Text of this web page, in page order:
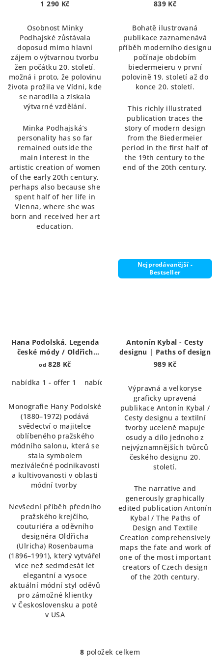
1 290 Kč
Osobnost Minky
Podhajské zůstávala
doposud mimo hlavní
zájem o výtvarnou tvorbu
žen počátku 20. století,
možná i proto, že polovinu
života prožila ve Vídni, kde
se narodila a získala
výtvarné vzdělání.
Minka Podhajská’s
personality has so far
remained outside the
main interest in the
artistic creation of women
of the early 20th century,
perhaps also because she
spent half of her life in
Vienna, where she was
born and received her art
education.
839 Kč
Bohatě ilustrovaná
publikace zaznamenává
příběh moderního designu
počínaje obdobím
biedermeieru v první
polovině 19. století až do
konce 20. století.
This richly illustrated
publication traces the
story of modern design
from the Biedermeier
period in the first half of
the 19th century to the
end of the 20th century.
Hana Podolská, Legenda
české módy / Oldřich
Rosenbaum-Oldric Royce.
New Yorku
od 828 Kč
nabídka 1 - offer 1
nabídka 2 - offer 2
Monografie Hany Podolské
(1880–1972) podává
svědectví o majitelce
oblíbeného pražského
módního salonu, která se
stala symbolem
meziválečné podnikavosti
a kultivovanosti v oblasti
módní tvorby
Nevšední příběh předního
pražského krejčího,
couturiéra a oděvního
designéra Oldřicha
(Ulricha) Rosenbauma
(1896–1991), který vytvářel
více než sedmdesát let
elegantní a vysoce
aktuální módní styl oděvů
pro zámožné klientky
v Československu a poté
v USA
Nejprodávanější -
Bestseller
Antonín Kybal - Cesty
designu | Paths of design
989 Kč
Výpravná a velkoryse
graficky upravená
publikace Antonín Kybal /
Cesty designu a textilní
tvorby uceleně mapuje
osudy a dílo jednoho z
nejvýznamnějších tvůrců
českého designu 20.
století.
The narrative and
generously graphically
edited publication Antonín
Kybal / The Paths of
Design and Textile
Creation comprehensively
maps the fate and work of
one of the most important
creators of Czech design
of the 20th century.
O
8 položek celkem